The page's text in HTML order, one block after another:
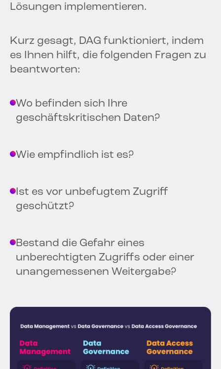
Lösungen implementieren.
Kurz gesagt, DAG funktioniert, indem
es Ihnen hilft, die folgenden Fragen zu
beantworten:
Wo befinden sich Ihre
geschäftskritischen Daten?
Wie empfindlich ist es?
Ist es vor unbefugtem Zugriff
geschützt?
Bestand die Gefahr eines
unberechtigten Zugriffs oder einer
unangemessenen Weitergabe?